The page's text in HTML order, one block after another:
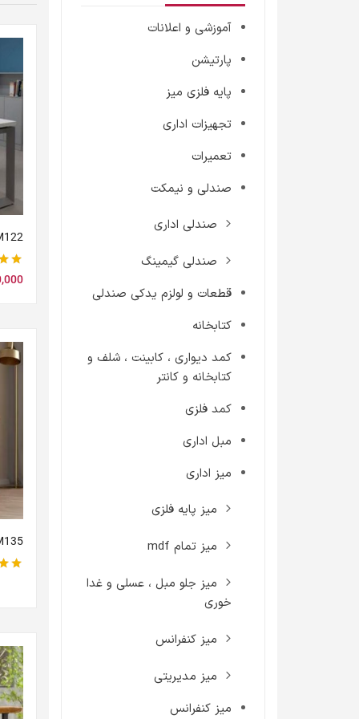
آموزشی و اعلانات
پارتیشن
پایه فلزی میز
تجهیزات اداری
تعمیرات
صندلی و نیمکت
صندلی اداری
صندلی گیمینگ
قطعات و لولزم یدکی صندلی
کتابخانه
کمد دیواری ، کابینت ، شلف و
کتابخانه و کانتر
کمد فلزی
مبل اداری
میز اداری
میز پایه فلزی
میز تمام mdf
میز جلو مبل ، عسلی و غدا
خوری
میز کنفرانس
میز مدیریتی
میز کنفرانس
نمره